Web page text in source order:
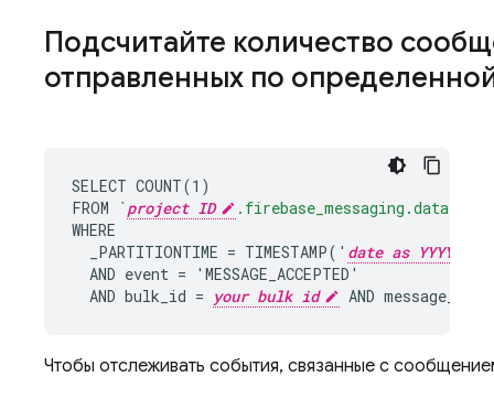
Подсчитайте количество
отправленных по
SELECT COUNT(1)
FROM
`project ID
.firebase_messaging.data`
WHERE
  _PARTITIONTIME = TIMESTAMP('
date as YYYY-MM-
  AND event = 'MESSAGE_ACCEPTED'
  AND bulk_id =
your bulk id AND
Чтобы отслеживать события, связанные с